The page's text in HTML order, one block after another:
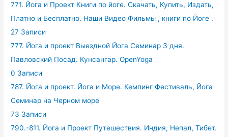
771. Йога и Проект Книги по йоге. Скачать, Купить, Издать,
Платно и Бесплатно. Наши Видео Фильмы , книги по Йоге .
27 Записи
777. Йога и проект Выездной Йога Семинар 3 дня.
Павловский Посад. Кунсангар. OpenYoga
0 Записи
787. Йога и проект. Йога и Море. Кемпинг Фестиваль, Йога
Семинар на Черном море
73 Записи
790.-811. Йога и Проект Путешествия. Индия, Непал, Тибет.